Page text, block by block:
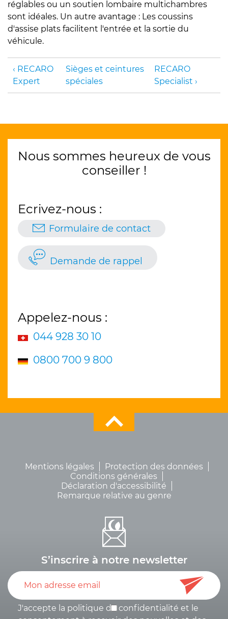
réglables ou un soutien lombaire multichambres
sont idéales. Un autre avantage : Les coussins
d'assise plats facilitent l'entrée et la sortie du
véhicule.
RECARO
Expert
Sièges et ceintures
spéciales
RECARO
Specialist
Nous sommes heureux de vous
conseiller !
Ecrivez-nous :
Formulaire de contact
Demande de rappel
Appelez-nous :
044 928 30 10
0800 700 9 800
Mentions légales
Protection des données
Conditions générales
Déclaration d'accessibilité
Remarque relative au genre
S’inscrire à notre newsletter
J'accepte la politique deconfidentialité et le